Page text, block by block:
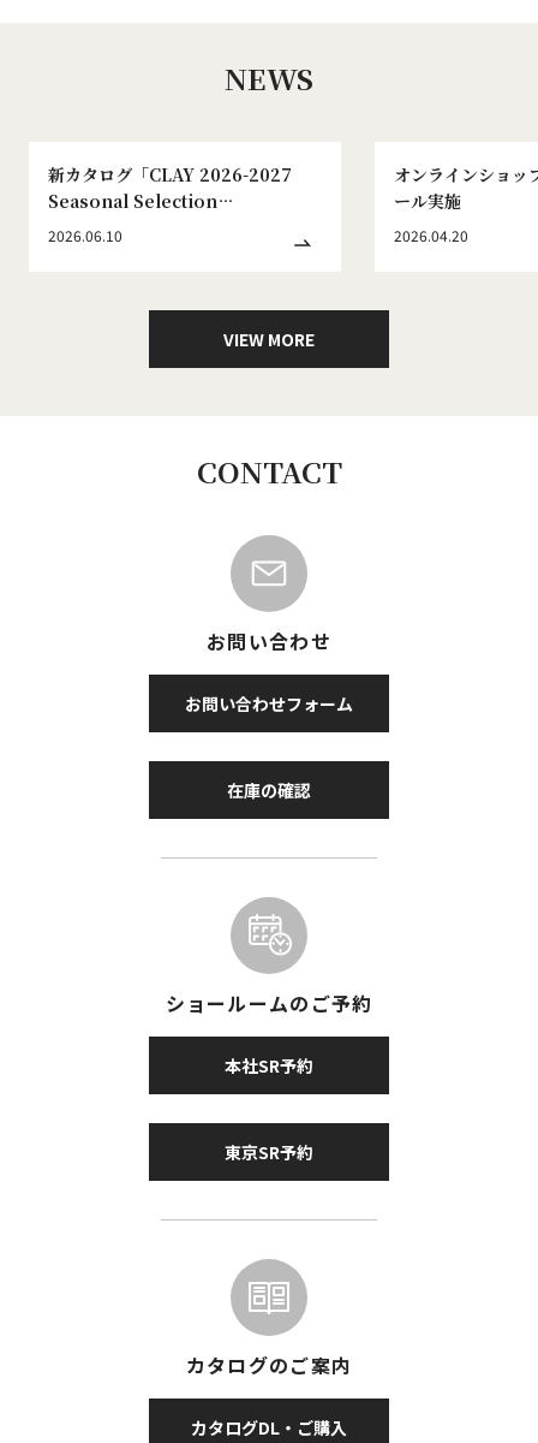
NEWS
新カタログ「CLAY 2026-2027
Seasonal Selection
WINTER&SPRING No.186」発刊
2026.06.10
オンラインショッ
ール実施
2026.04.20
VIEW MORE
CONTACT
お問い合わせ
お問い合わせフォーム
在庫の確認
ショールームのご予約
本社SR予約
東京SR予約
カタログのご案内
カタログDL・ご購入